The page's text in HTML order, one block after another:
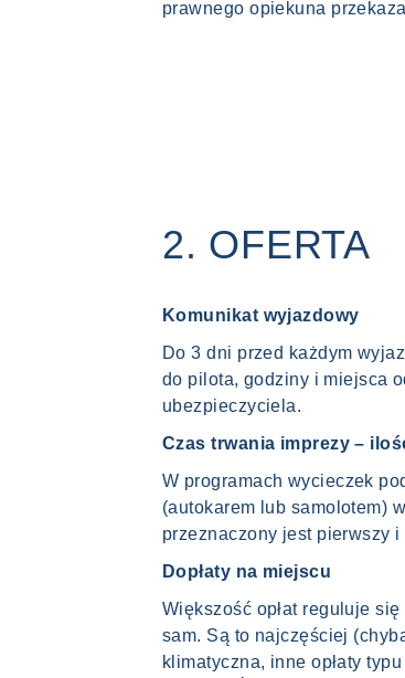
prawnego opiekuna
2. OFERTA
Komunikat wyjazdowy
Do 3 dni przed każdym
do pilota, godziny i miejsca
ubezpieczyciela.
Czas trwania imprezy –
W programach wycieczek
(autokarem lub samolotem)
przeznaczony jest pierwszy
Dopłaty na miejscu
Większość opłat reguluje
sam. Są to najczęściej
klimatyczna, inne opłaty